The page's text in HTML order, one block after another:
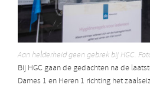
Aan helderheid geen gebrek bij HGC.
Bij HGC gaan de gedachten na de
Dames 1 en Heren 1 richting het